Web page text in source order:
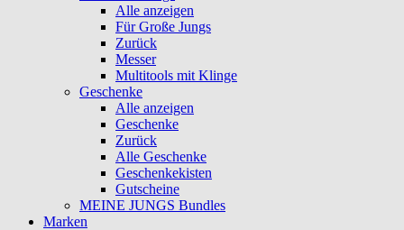
Alle anzeigen
Für Große Jungs
Zurück
Messer
Multitools mit Klinge
Geschenke
Alle anzeigen
Geschenke
Zurück
Alle Geschenke
Geschenkekisten
Gutscheine
MEINE JUNGS Bundles
Marken